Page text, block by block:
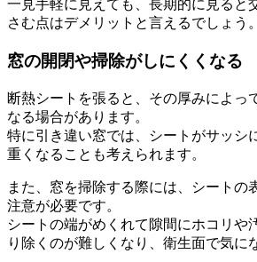
一見手軽に見えても、長期的に見ると
さむ点はデメリットと言えるでしょう。
窓の開閉や掃除がしにくくなる
断熱シートを張ると、その厚みによっ
なる場合があります。
特に引き違い窓では、シートがサッシ
重くなることも考えられます。
また、窓を掃除する際には、シートの
注意が必要です。
シートの端がめくれて隙間にホコリや
り除くのが難しくなり、衛生面で気に